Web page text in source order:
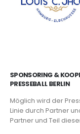
SPONSORING &
PRESSEBALL BERLIN
Möglich wird der
Linie durch Partner
Partner und Teil